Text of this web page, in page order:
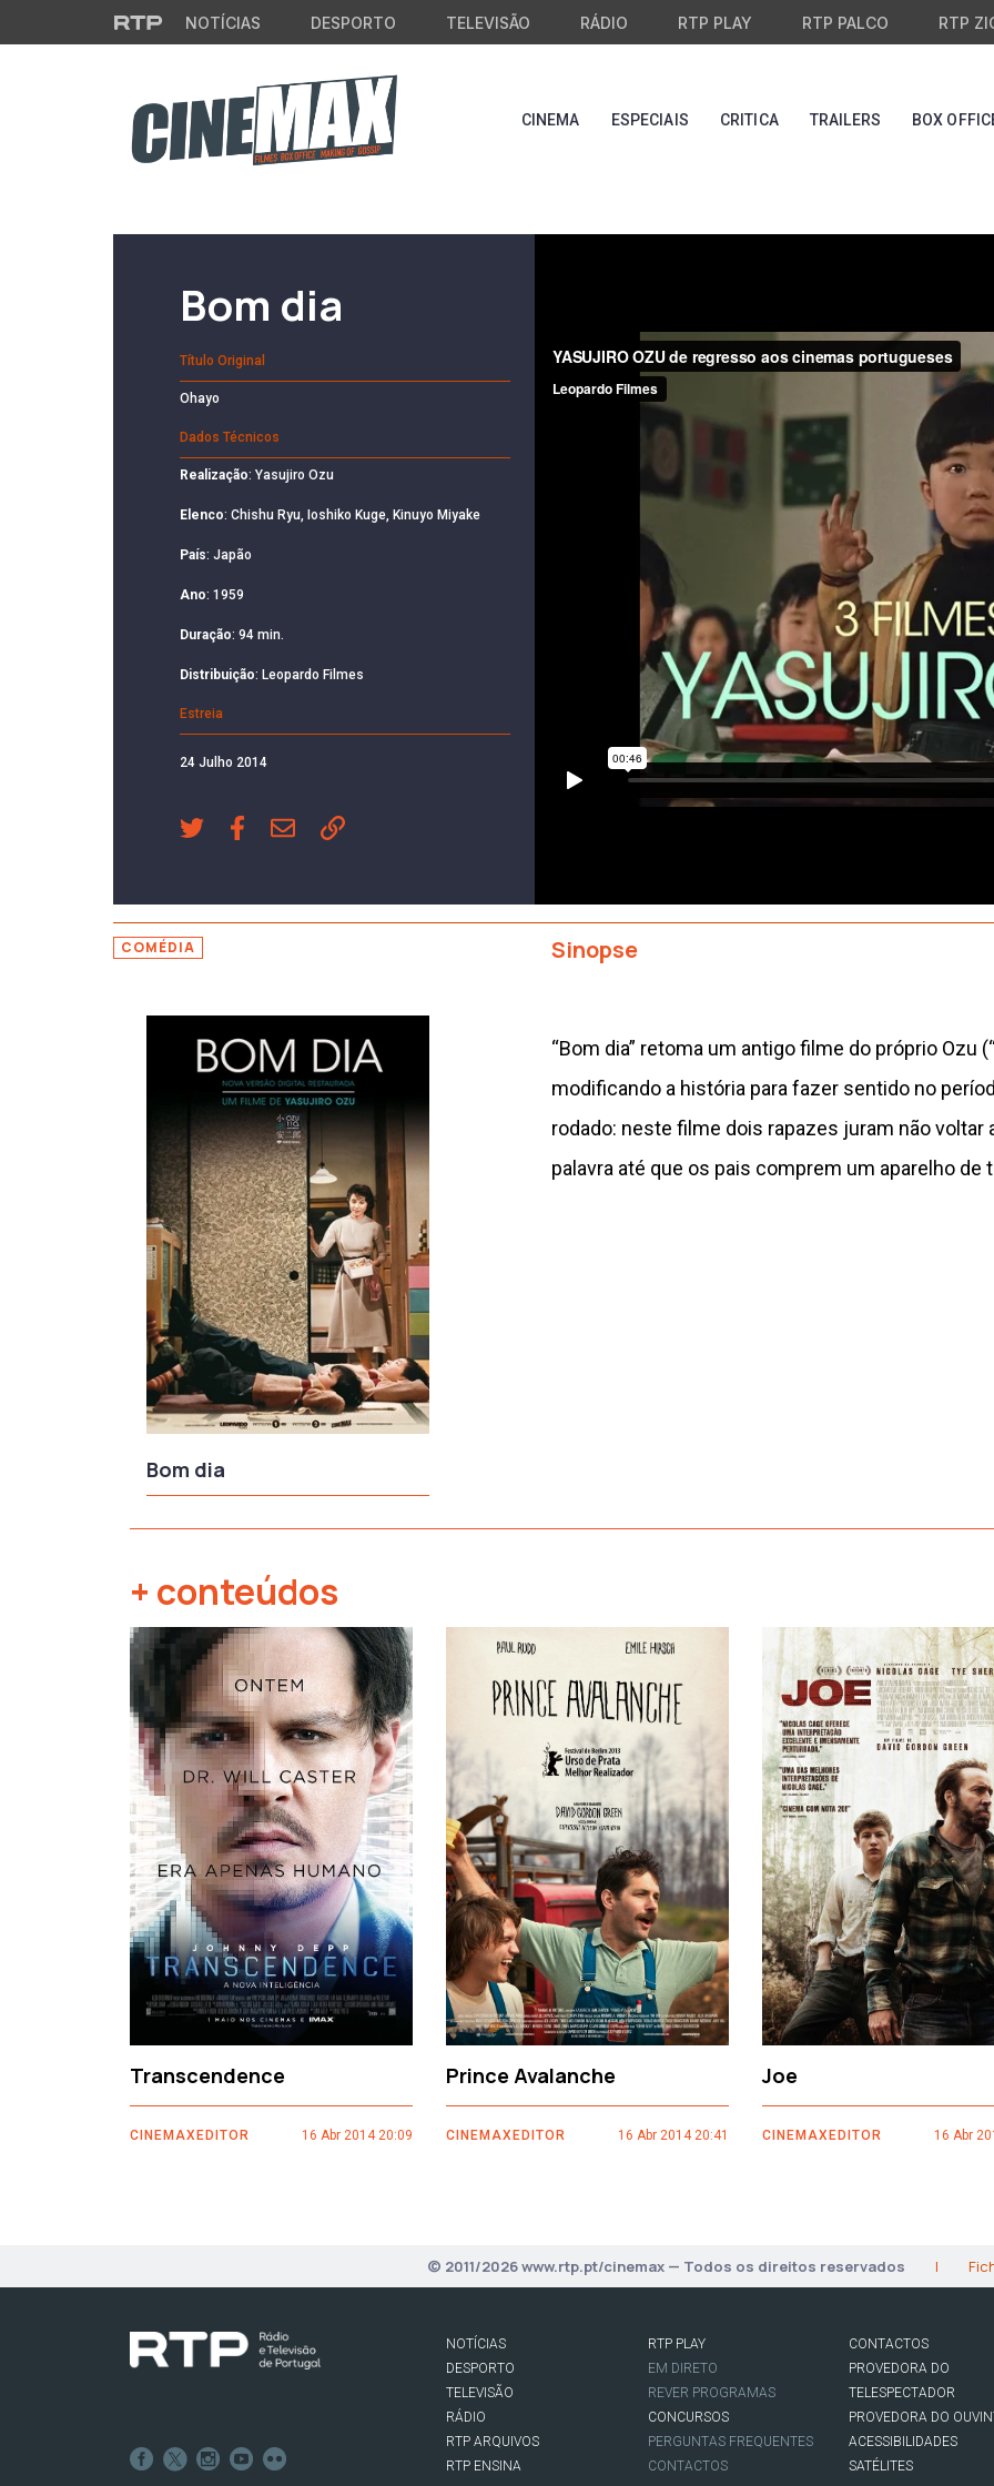
Saltar para o conteúdo principal
NOTÍCIAS DESPORTO TELEVISÃO RÁDIO RTP PLAY RTP PALCO RTP
CINEMA ESPECIAIS CRITICA TRAILERS BOX
Bom dia
Título Original
Ohayo
Dados Técnicos
Realização: Yasujiro Ozu
Elenco: Chishu Ryu, Ioshiko Kuge, Kinuyo Miyake
País: Japão
Ano: 1959
Duração: 94 min.
Distribuição: Leopardo Filmes
Estreia
24 Julho 2014
YASUJIRO OZU de regresso aos cinemas portugueses
COMÉDIA Sinopse
Bom dia
“Bom dia” retoma um antigo filme do próprio Ozu
modificando a história para fazer sentido no
rodado: neste filme dois rapazes juram não voltar
palavra até que os pais comprem um aparelho de
+ conteúdos
Transcendence
CINEMAXEDITOR 16 Abr 2014 20:09
Prince Avalanche
CINEMAXEDITOR 16 Abr 2014 20:41
Joe
CINEMAXEDITOR 16 Abr
‹
© 2011/2026 www.rtp.pt/cinemax — Todos os direitos reservados |
NOTÍCIAS
DESPORTO
TELEVISÃO
RÁDIO
RTP ARQUIVOS
RTP ENSINA
RTP PLAY
EM DIRETO
REVER PROGRAMAS
CONCURSOS
PERGUNTAS FREQUENTES
CONTACTOS
CONTACTOS
PROVEDORA DO
TELESPECTADOR
PROVEDORA DO
ACESSIBILIDADES
SATÉLITES